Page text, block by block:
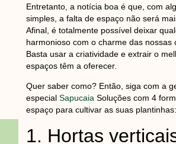
Entretanto, a notícia boa é que, com
simples, a falta de espaço não será
Afinal, é totalmente possível deixar
harmonioso com o charme das nossas
Basta usar a criatividade e extrair o
espaços têm a oferecer.
Quer saber como? Então, siga com a
especial SapucaiaSoluções com 4
espaço para cultivar as suas plantinhas:
1. Hortas